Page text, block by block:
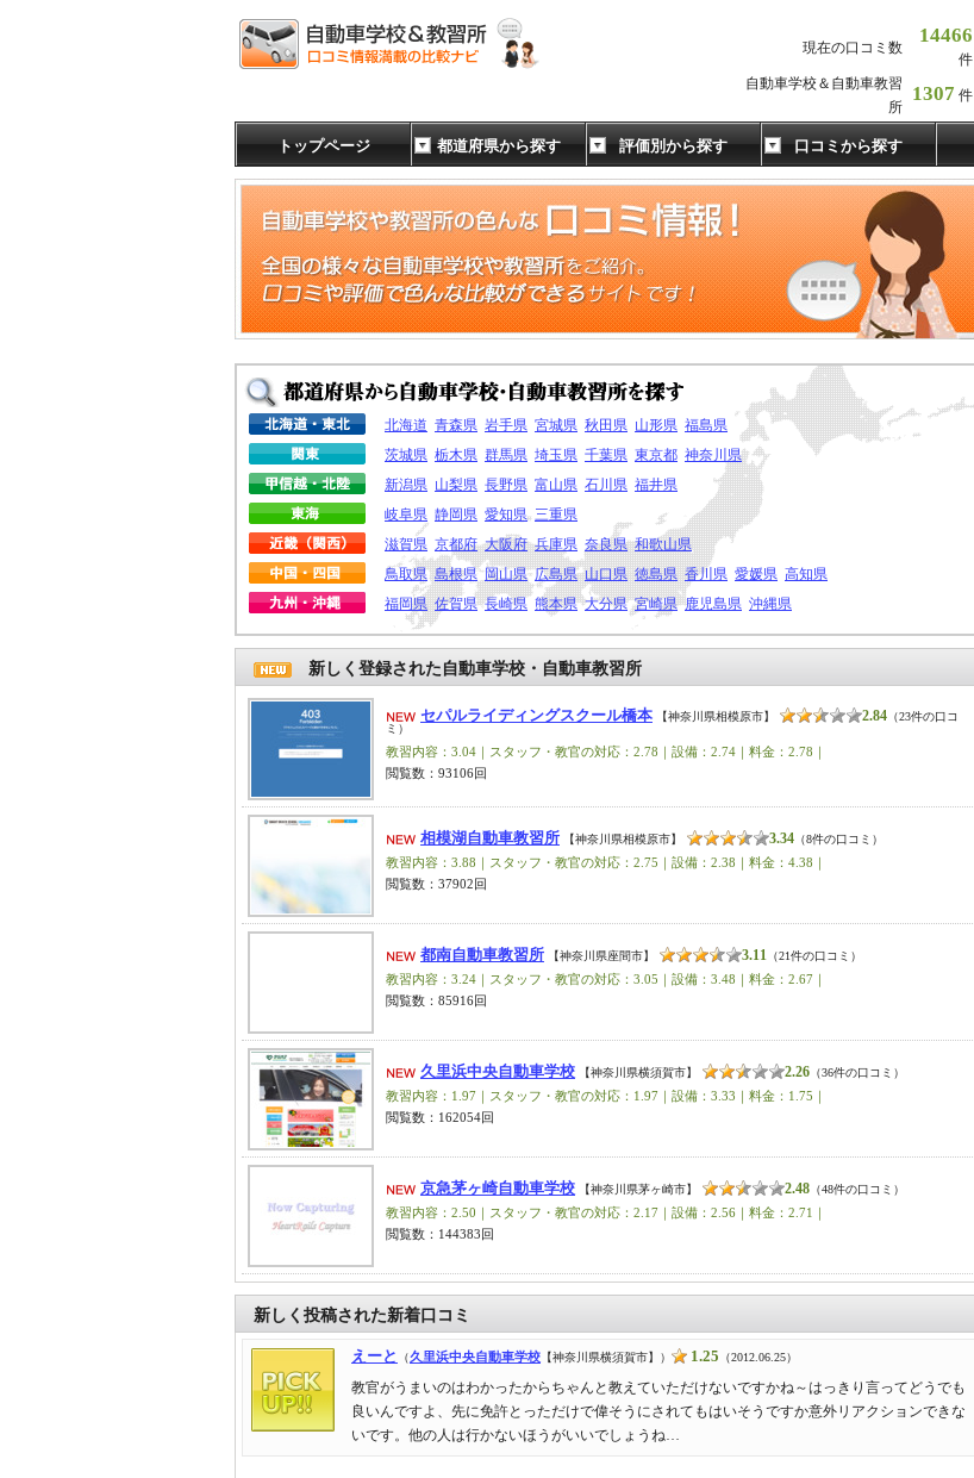
現在の口コミ数
14466
件
自動車学校＆自動車教習
所
1307 件
トップページ 都道府県から探す 評価別から探す 口コミから探す
北海道 青森県 岩手県 宮城県 秋田県 山形県 福島県
茨城県 栃木県 群馬県 埼玉県 千葉県 東京都 神奈川県
新潟県 山梨県 長野県 富山県 石川県 福井県
岐阜県 静岡県 愛知県 三重県
滋賀県 京都府 大阪府 兵庫県 奈良県 和歌山県
鳥取県 島根県 岡山県 広島県 山口県 徳島県 香川県 愛媛県 高知県
福岡県 佐賀県 長崎県 熊本県 大分県 宮崎県 鹿児島県 沖縄県
新しく登録された自動車学校・自動車教習所
セパルライディングスクール橋本 【神奈川県相模原市】 2.84 （23件の口コ
ミ）
教習内容：3.04｜スタッフ・教官の対応：2.78｜設備：2.74｜料金：2.78｜
閲覧数：93106回
相模湖自動車教習所 【神奈川県相模原市】 3.34 （8件の口コミ）
教習内容：3.88｜スタッフ・教官の対応：2.75｜設備：2.38｜料金：4.38｜
閲覧数：37902回
都南自動車教習所 【神奈川県座間市】 3.11 （21件の口コミ）
教習内容：3.24｜スタッフ・教官の対応：3.05｜設備：3.48｜料金：2.67｜
閲覧数：85916回
久里浜中央自動車学校 【神奈川県横須賀市】 2.26 （36件の口コミ）
教習内容：1.97｜スタッフ・教官の対応：1.97｜設備：3.33｜料金：1.75｜
閲覧数：162054回
京急茅ヶ崎自動車学校 【神奈川県茅ヶ崎市】 2.48 （48件の口コミ）
教習内容：2.50｜スタッフ・教官の対応：2.17｜設備：2.56｜料金：2.71｜
閲覧数：144383回
新しく投稿された新着口コミ
えーと （久里浜中央自動車学校 【神奈川県横須賀市】） 1.25 （2012.06.25）
教官がうまいのはわかったからちゃんと教えていただけないですかね～はっきり言ってどうでも
良いんですよ、先に免許とっただけで偉そうにされてもはいそうですか意外リアクションできな
いです。他の人は行かないほうがいいでしょうね…